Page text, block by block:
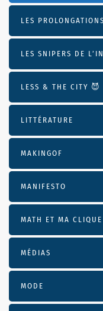
LES PROLONGATIONS
LES SNIPERS DE
LESS & THE CITY 😈
LITTÉRATURE
MAKINGOF
MANIFESTO
MATH ET MA CLIQUE
MÉDIAS
MODE